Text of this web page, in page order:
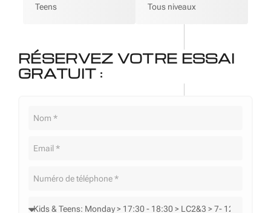
Teens
Tous niveaux
RÉSERVEZ VOTRE ESSAI
GRATUIT :